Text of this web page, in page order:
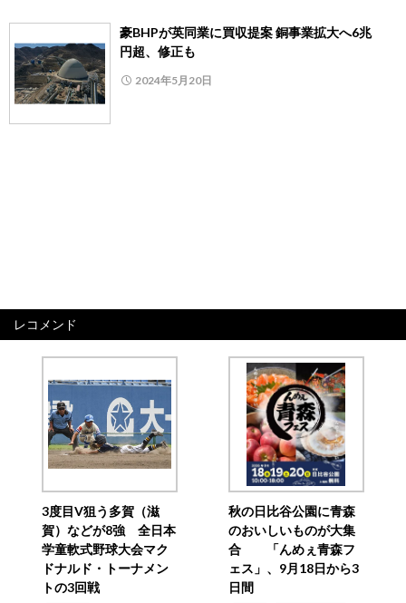
豪BHPが英同業に買収提案 銅事業拡大へ6兆
円超、修正も
2024年5月20日
レコメンド
3度目V狙う多賀（滋
賀）などが8強 全日本
学童軟式野球大会マク
ドナルド・トーナメン
トの3回戦
秋の日比谷公園に青森
のおいしいものが大集
合 「んめぇ青森フ
ェス」、9月18日から3
日間